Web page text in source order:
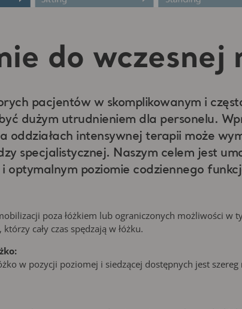
do wczesnej
pacjentów w skomplikowanym i
dużym utrudnieniem dla personelu.
oddziałach intensywnej terapii może
specjalistycznej. Naszym celem jest
optymalnym poziomie codziennego
poza łóżkiem lub ograniczonych możliwości w
cały czas spędzają w łóżku.
w pozycji poziomej i siedzącej dostępnych jest